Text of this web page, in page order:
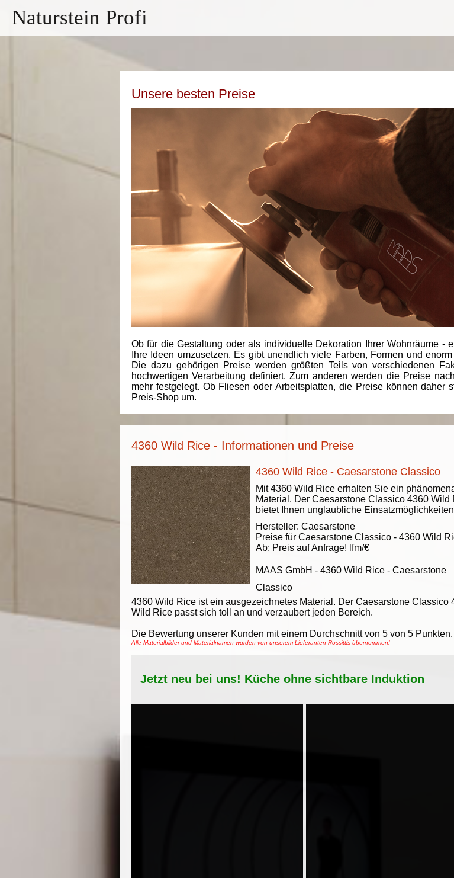
Naturstein Profi
Unsere besten Preise
Ob für die Gestaltung oder als individuelle Dekoration Ihrer Wohnräume -
Ihre Ideen umzusetzen. Es gibt unendlich viele Farben, Formen und
Die dazu gehörigen Preise werden größten Teils von verschiedenen
hochwertigen Verarbeitung definiert. Zum anderen werden die Preise
mehr festgelegt. Ob Fliesen oder Arbeitsplatten, die Preise können daher
Preis-Shop um.
4360 Wild Rice - Informationen und Preise
4360 Wild Rice - Caesarstone Classico
Mit 4360 Wild Rice erhalten Sie ein
Material. Der Caesarstone Classico 4360 Wild
bietet Ihnen unglaubliche
Hersteller: Caesarstone
Preise für Caesarstone Classico - 4360 Wild
Ab: Preis auf Anfrage! lfm/€
MAAS GmbH - 4360 Wild Rice - Caesarstone
Classico
4360 Wild Rice ist ein ausgezeichnetes Material. Der Caesarstone Classico
Wild Rice passt sich toll an und verzaubert jeden Bereich.
Die Bewertung unserer Kunden mit einem Durchschnitt von 5 von 5 Punkten.
Alle Materialbilder und Materialnamen wurden von unserem Lieferanten Rossittis übernommen!
Jetzt neu bei uns! Küche ohne sichtbare Induktion